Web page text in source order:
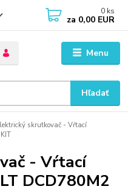
Menu
Hľadať
0 ks
za 0,00 EUR
skrutkovač - Vŕtací
- Vŕtací
DCD780M2